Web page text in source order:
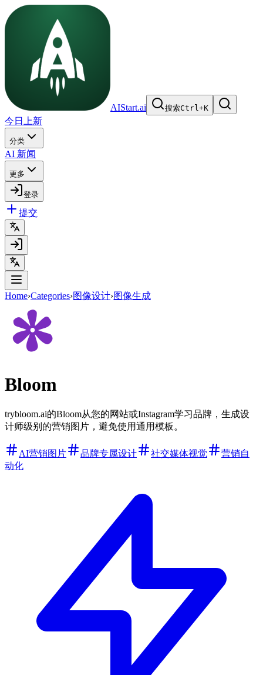
AIStart.ai 搜索Ctrl+K
今日上新
分类
AI 新闻
更多
登录
提交
Home›Categories›图像设计›图像生成
Bloom
trybloom.ai的Bloom从您的网站或Instagram学习品牌，生成设
计师级别的营销图片，避免使用通用模板。
AI营销图片 品牌专属设计 社交媒体视觉
营销自
动化